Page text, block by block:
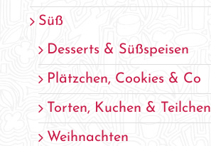
Süß
Desserts & Süßspeisen
Plätzchen, Cookies & Co
Torten, Kuchen & Teilchen
Weihnachten